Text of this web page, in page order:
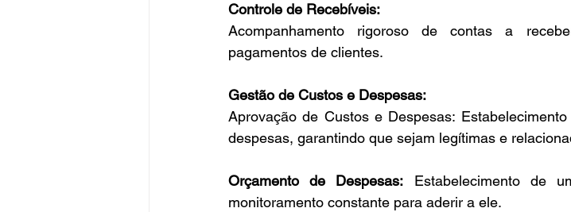
Controle de Recebíveis:
Acompanhamento rigoroso de contas a
pagamentos de clientes.
Gestão de Custos e Despesas:
Aprovação de Custos e Despesas:
despesas, garantindo que sejam legítimas e
Orçamento de Despesas: Estabelecimento de
monitoramento constante para aderir a ele.